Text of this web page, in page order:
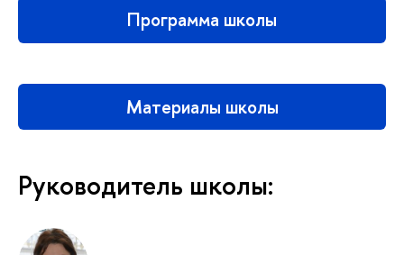
Программа школы
Материалы школы
Руководитель школы: